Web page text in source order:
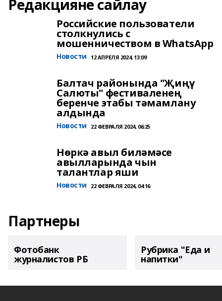
Редакцияне сайлау
Российские пользователи
столкнулись с
мошенничеством в WhatsApp
Новости 12 АПРЕЛЯ 2024, 13:09
Балтач районында "Җиңү
Салюты" фестиваленең
беренче этабы тәмамлану
алдында
Новости 22 ФЕВРАЛЯ 2024, 06:25
Нөркә авыл биләмәсе
авылларында чын
талантлар яши
Новости 22 ФЕВРАЛЯ 2024, 04:16
Партнеры
Фотобанк
журналистов РБ
Рубрика "Еда и
напитки"